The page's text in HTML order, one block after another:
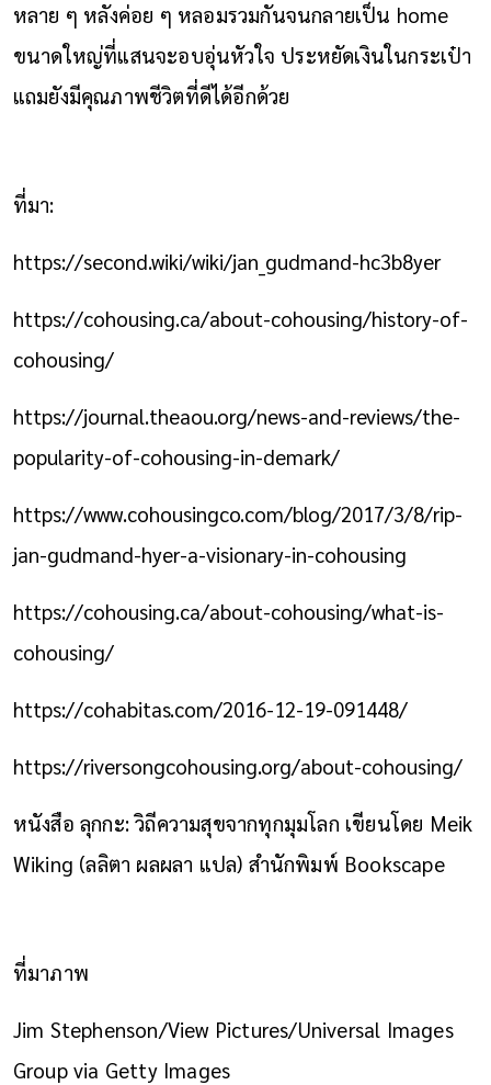
หลาย ๆ หลังค่อย ๆ หลอมรวมกันจนกลายเป็น home
ขนาดใหญ่ที่แสนจะอบอุ่นหัวใจ ประหยัดเงินในกระเป๋า
แถมยังมีคุณภาพชีวิตที่ดีได้อีกด้วย
ที่มา:
https://second.wiki/wiki/jan_gudmand-hc3b8yer
https://cohousing.ca/about-cohousing/history-of-
cohousing/
https://journal.theaou.org/news-and-reviews/the-
popularity-of-cohousing-in-demark/
https://www.cohousingco.com/blog/2017/3/8/rip-
jan-gudmand-hyer-a-visionary-in-cohousing
https://cohousing.ca/about-cohousing/what-is-
cohousing/
https://cohabitas.com/2016-12-19-091448/
https://riversongcohousing.org/about-cohousing/
หนังสือ ลุกกะ: วิถีความสุขจากทุกมุมโลก เขียนโดย Meik
Wiking (ลลิตา ผลผลา แปล) สำนักพิมพ์ Bookscape
ที่มาภาพ
Jim Stephenson/View Pictures/Universal Images
Group via Getty Images